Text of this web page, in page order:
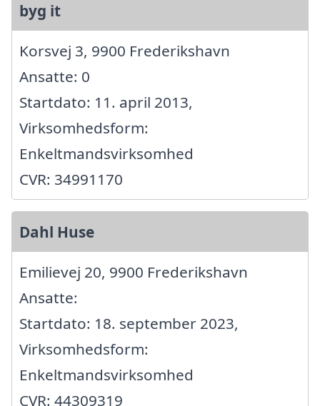
byg it
Korsvej 3, 9900 Frederikshavn
Ansatte: 0
Startdato: 11. april 2013,
Virksomhedsform:
Enkeltmandsvirksomhed
CVR: 34991170
Dahl Huse
Emilievej 20, 9900 Frederikshavn
Ansatte:
Startdato: 18. september 2023,
Virksomhedsform:
Enkeltmandsvirksomhed
CVR: 44309319